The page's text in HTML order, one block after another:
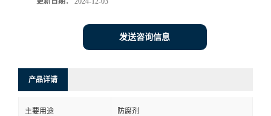
发送咨询信息
产品详请
主要用途 防腐剂